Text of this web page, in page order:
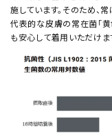
施しています。そのため、
代表的な皮膚の常在菌「黄
も安心して着用いただけま